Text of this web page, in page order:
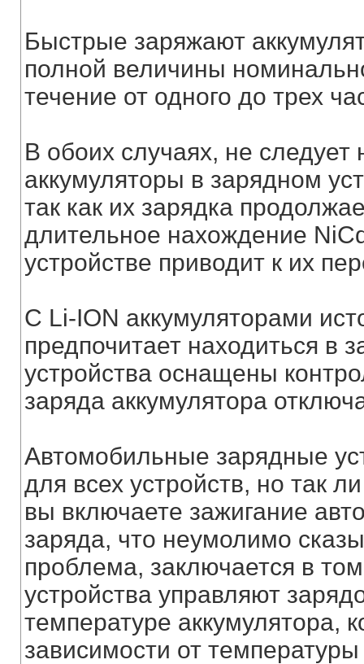
Быстрые заряжают
полной величины
течение от одного до трех
В обоих случаях, не следует
аккумуляторы в зарядном
так как их зарядка
длительное нахождение
устройстве приводит к их
С Li-ION аккумуляторами
предпочитает находиться в
устройства оснащены
заряда аккумулятора
Автомобильные зарядные
для всех устройств, но так
вы включаете зажигание
заряда, что неумолимо
проблема, заключается в
устройства управляют
температуре аккумулятора,
зависимости от